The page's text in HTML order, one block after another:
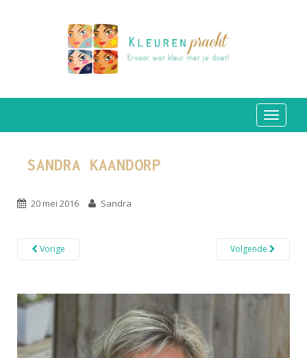
SANDRA KAANDORP
20 mei 2016 Sandra
Vorige Volgende